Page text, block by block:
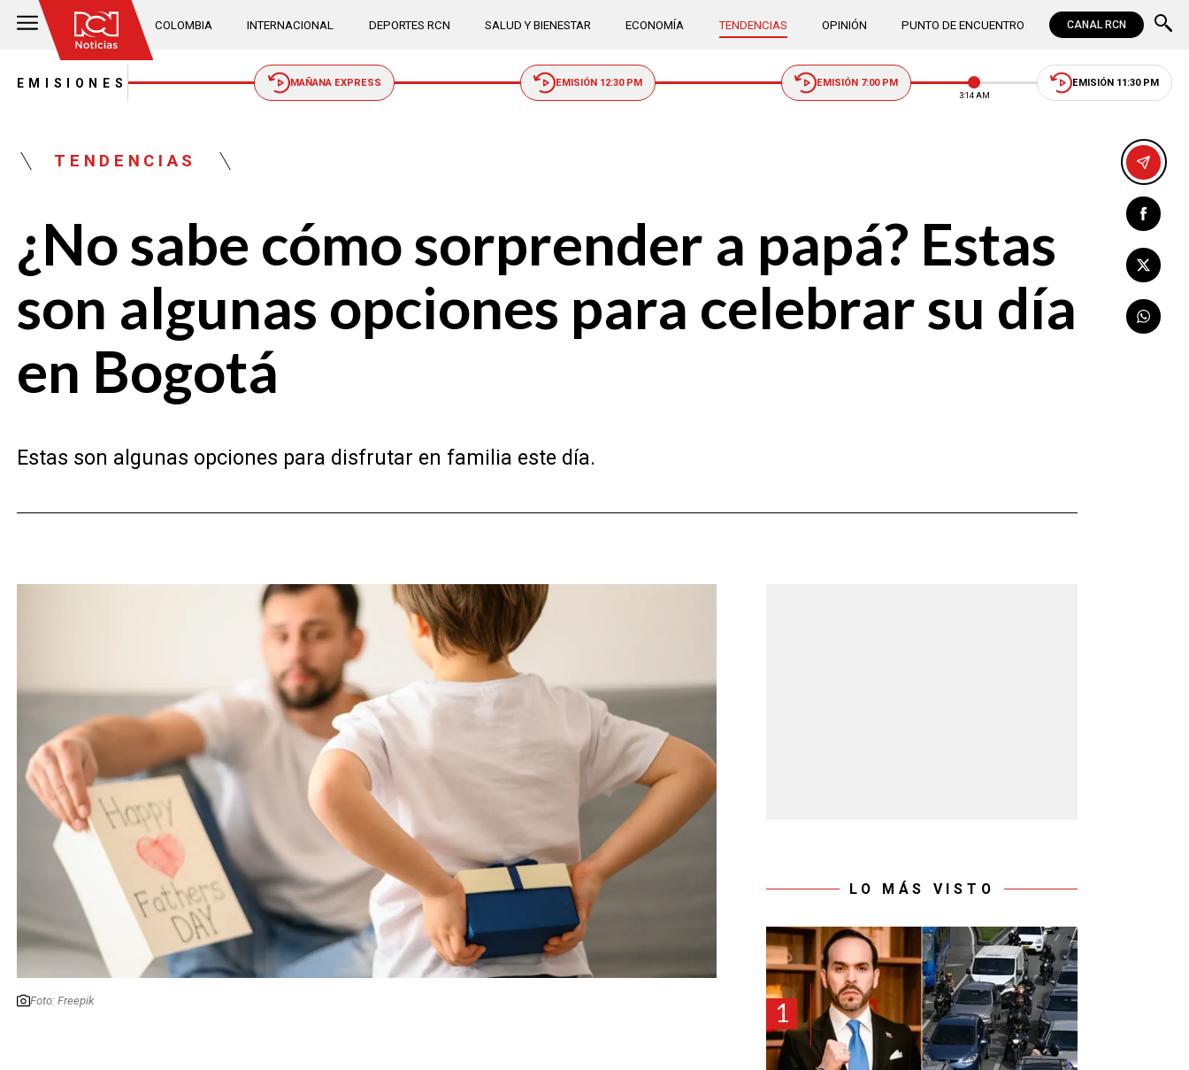
COLOMBIA INTERNACIONAL DEPORTES RCN SALUD Y BIENESTAR ECONOMÍA TENDENCIAS OPINIÓN PUNTO DE ENCUENTRO CANAL RCN
EMISIONES MAÑANA EXPRESS EMISIÓN 12:30 PM EMISIÓN 7:00 PM
3:15 AM
EMISIÓN 11:30 PM
TENDENCIAS
¿No sabe cómo sorprender a papá? Estas
son algunas opciones para celebrar su día
en Bogotá
Estas son algunas opciones para disfrutar en familia este día.
Foto: Freepik
LO MÁS VISTO
1